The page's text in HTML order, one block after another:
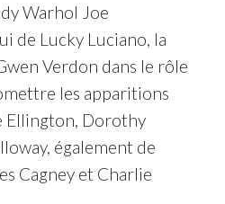
Warhol Joe
de Lucky Luciano, la
Verdon dans le rôle
les apparitions
Ellington, Dorothy
également de
Cagney et Charlie